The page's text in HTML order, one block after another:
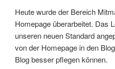
Heute wurde der Bereich
Homepage überarbeitet. Das
unseren neuen Standard
von der Homepage in den
Blog besser pflegen können.